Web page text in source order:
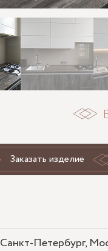
Заказать изделие
Санкт-Петербург,